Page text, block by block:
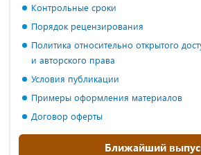
Контрольные сроки
Порядок рецензирования
Политика относительно открытого
и авторского права
Условия публикации
Примеры оформления материалов
Договор оферты
Ближайший